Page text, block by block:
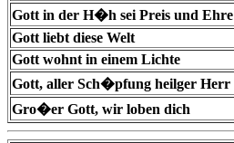
Gott in der H�h sei Preis und Ehre
Gott liebt diese Welt
Gott wohnt in einem Lichte
Gott, aller Sch�pfung heilger Herr
Gro�er Gott, wir loben dich